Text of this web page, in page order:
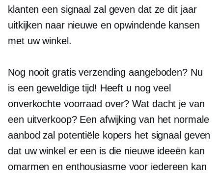
klanten een signaal zal geven dat ze dit jaar
uitkijken naar nieuwe en opwindende kansen
met uw winkel.
Nog nooit gratis verzending aangeboden? Nu
is een geweldige tijd! Heeft u nog veel
onverkochte voorraad over? Wat dacht je van
een uitverkoop? Een afwijking van het normale
aanbod zal potentiële kopers het signaal geven
dat uw winkel er een is die nieuwe ideeën kan
omarmen en enthousiasme voor iedereen kan